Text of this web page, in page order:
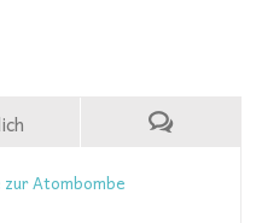
zur Atombombe